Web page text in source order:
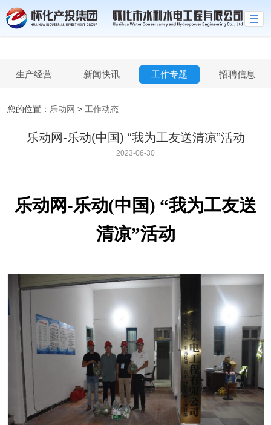
乐动网
生产经营 新闻快讯 工作专题 招聘信息
您的位置： 乐动网 > 工作动态
乐动网-乐动(中国) “我为工友送清凉”活动
2023-06-30
乐动网-乐动(中国) “我为工友送
清凉”活动